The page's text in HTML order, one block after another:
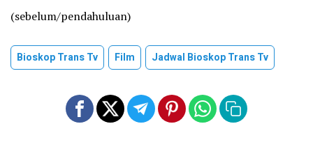
(sebelum/pendahuluan)
Bioskop Trans Tv Film Jadwal Bioskop Trans Tv